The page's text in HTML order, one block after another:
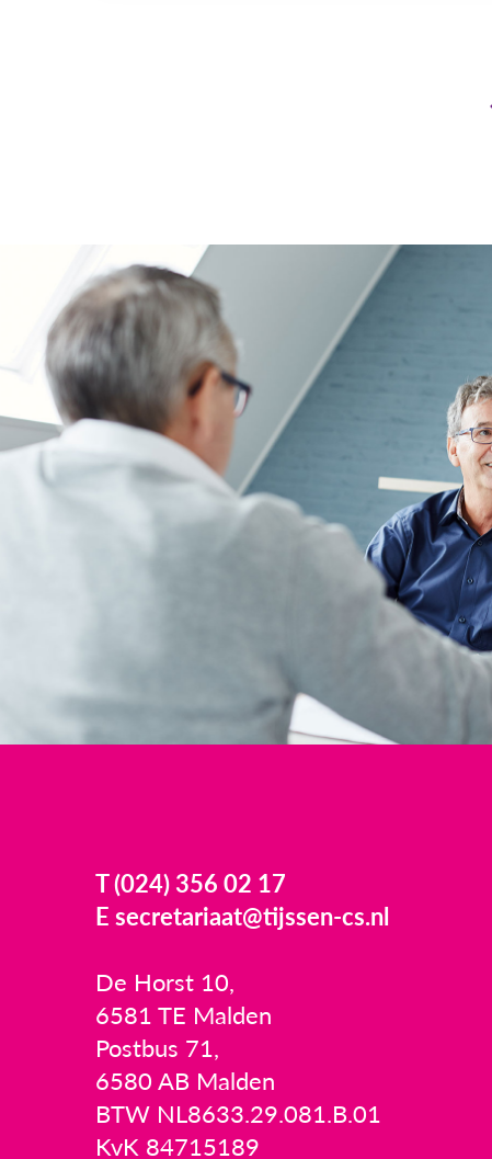
T (024) 356 02 17
E secretariaat@tijssen-cs.nl
De Horst 10,
6581 TE Malden
Postbus 71,
6580 AB Malden
BTW NL8633.29.081.B.01
KvK 84715189